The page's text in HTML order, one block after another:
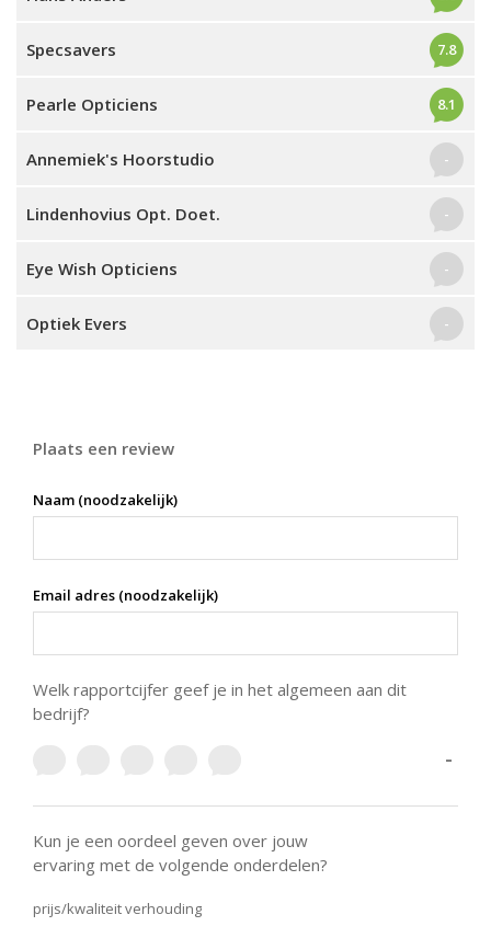
Specsavers 7.8
Pearle Opticiens 8.1
Annemiek's Hoorstudio -
Lindenhovius Opt. Doet. -
Eye Wish Opticiens -
Optiek Evers -
Plaats een review
Naam (noodzakelijk)
Email adres (noodzakelijk)
Welk rapportcijfer geef je in het algemeen aan dit
bedrijf?
-
Kun je een oordeel geven over jouw
ervaring met de volgende onderdelen?
prijs/kwaliteit verhouding